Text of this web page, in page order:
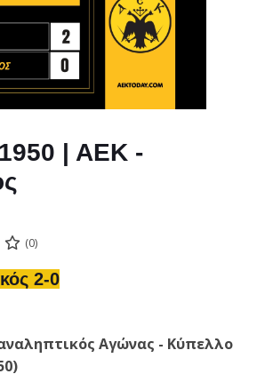
| ΑΕΚ -
(0)
2-0
Αγώνας - Κύπελλο